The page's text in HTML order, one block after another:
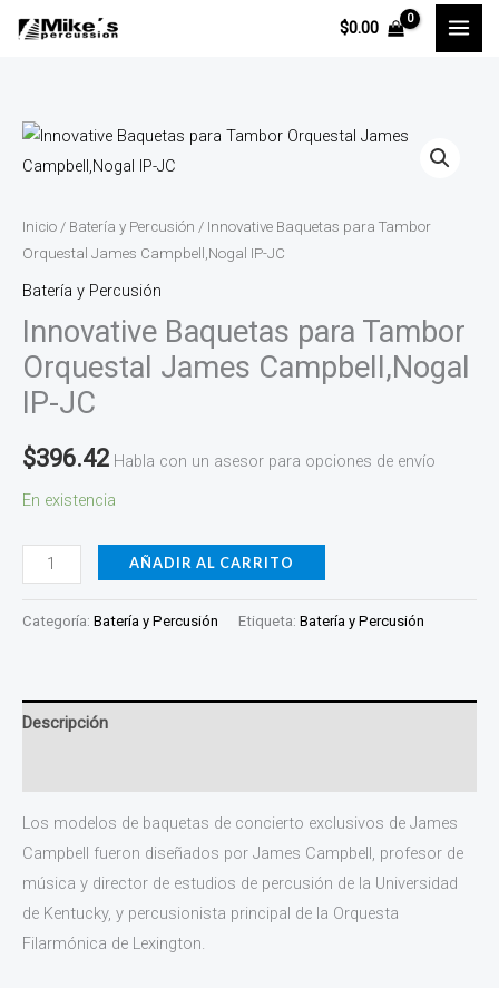
$0.00
Inicio / Batería y Percusión / Innovative Baquetas para Tambor
Orquestal James Campbell,Nogal IP-JC
Batería y Percusión
Innovative Baquetas para Tambor
Orquestal James Campbell,Nogal
IP-JC
$396.42 Habla con un asesor para opciones de envío
En existencia
Innovative
Baquetas
Tambor
Orquestal
James
Campbell,Nogal
IP-
JC
cantidad
AÑADIR AL CARRITO
Categoría: Batería y Percusión Etiqueta: Batería y Percusión
Descripción
Los modelos de baquetas de concierto exclusivos de James
Campbell fueron diseñados por James Campbell, profesor de
música y director de estudios de percusión de la Universidad
de Kentucky, y percusionista principal de la Orquesta
Filarmónica de Lexington.